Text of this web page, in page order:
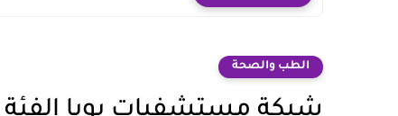
الطب والصحة